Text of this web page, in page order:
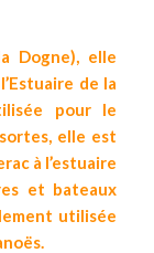
Dogne), elle
de la
pour le
elle est
à l’estuaire
et bateaux
utilisée